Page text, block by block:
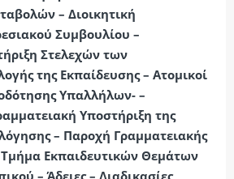
– Διοικητική
Συμβουλίου –
Στελεχών των
της Εκπαίδευσης – Ατομικοί
Υπαλλήλων- –
Υποστήριξη της
– Παροχή Γραμματειακής
Τμήμα Εκπαιδευτικών Θεμάτων
– Άδειες – Διαδικασίες